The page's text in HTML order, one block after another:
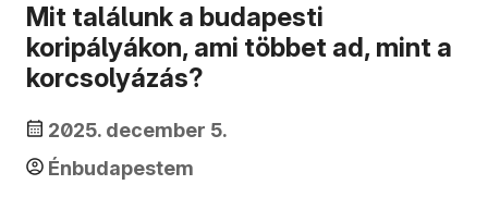
Mit találunk a budapesti
koripályákon, ami többet ad, mint a
korcsolyázás?
2025. december 5.
Énbudapestem